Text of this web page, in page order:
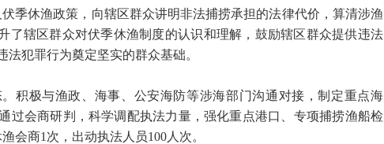
季休渔政策，向辖区群众讲明非法捕捞承担的法律代价，算清涉渔
了辖区群众对伏季休渔制度的认识和理解，鼓励辖区群众提供违法
犯罪行为奠定坚实的群众基础。
积极与渔政、海事、公安海防等涉海部门沟通对接，制定重点海
过会商研判，科学调配执法力量，强化重点港口、专项捕捞渔船检
会商1次，出动执法人员100人次。